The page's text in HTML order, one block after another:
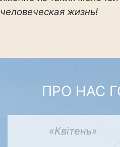
человеческая жизнь!
ПРО НАС
«Квітень»